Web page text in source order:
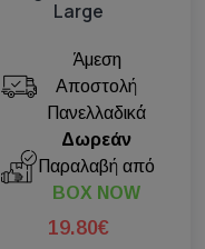
Large
Άμεση
Αποστολή
Πανελλαδικά
Δωρεάν
Παραλαβή από
BOX NOW
19.80€